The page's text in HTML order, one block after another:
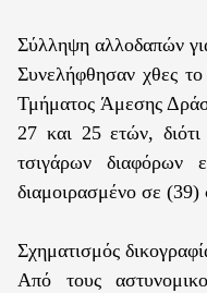
Σύλληψη αλλοδαπών
Συνελήφθησαν χθες
Τμήματος Άμεσης
27 και 25 ετών,
τσιγάρων διαφόρων
διαμοιρασμένο σε (39)
Σχηματισμός
Από τους